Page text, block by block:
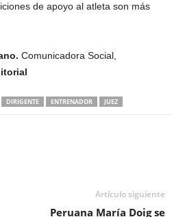
de apoyo al atleta son más
Comunicadora Social,
DIRIGENTE ENTRENADOR JUEZ
Artículo siguiente
Peruana María Doig se